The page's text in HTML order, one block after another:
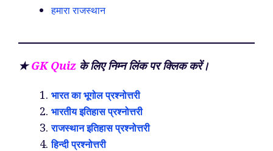
हमारा राजस्थान
★GK Quiz के लिए निम्न लिंक पर क्लिक करें।
भारत का भूगोल प्रश्नोत्तरी
भारतीय इतिहास प्रश्नोत्तरी
राजस्थान इतिहास प्रश्नोत्तरी
हिन्दी प्रश्नोत्तरी